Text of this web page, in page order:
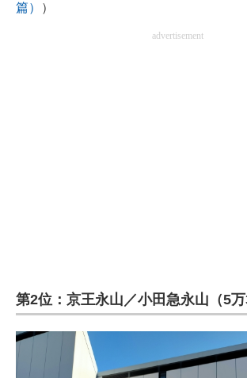
篇）
）
advertisement
第2位：京王永山／小田急永山（5万